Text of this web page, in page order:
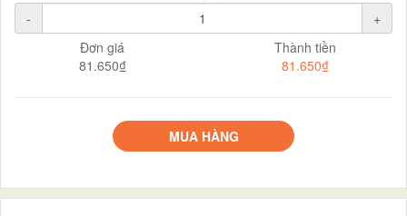
-
+
Đơn giá
81.650₫
Thành tiền
81.650₫
MUA HÀNG